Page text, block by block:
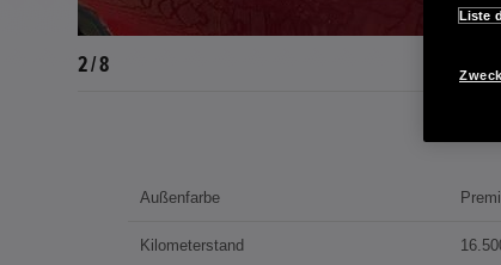
2 / 8
Außenfarbe
Kilometerstand
Liste